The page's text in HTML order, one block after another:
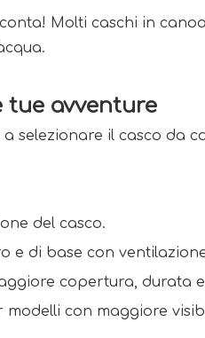
Molti caschi in
tue avventure
selezionare il casco da
del casco.
e di base con
copertura, durata
con maggiore